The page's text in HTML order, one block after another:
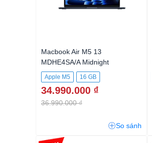
Macbook Air M5 13
MDHE4SA/A Midnight
Apple M5
16 GB
512GB SSD
34.990.000 ₫
36.990.000 ₫
So sánh